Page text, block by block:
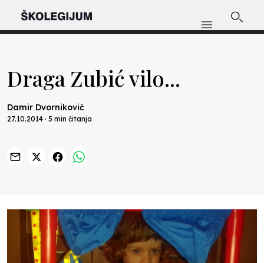
Draga Zubić vilo...
Damir Dvorniković
27.10.2014 · 5 min čitanja